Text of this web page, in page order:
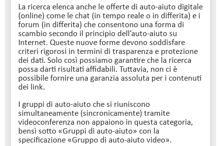
La ricerca elenca anche le offerte di auto-aiuto digitale
(online) come le chat (in tempo reale o in differita) e i
forum (in differita) che consentono una forma di
scambio secondo il principio dell’auto-aiuto su
Internet. Queste nuove forme devono soddisfare
criteri rigorosi in termini di trasparenza e protezione
dei dati. Solo così possiamo garantire che la ricerca
possa darti risultati affidabili. Tuttavia, non ci è
possibile fornire una garanzia assoluta per i contenuti
dei link.
I gruppi di auto-aiuto che si riuniscono
simultaneamente (sincronicamente) tramite
videoconferenza non appaiono in questa categoria,
bensì sotto «Gruppi di auto-aiuto» con la
specificazione «Gruppo di auto-aiuto video».